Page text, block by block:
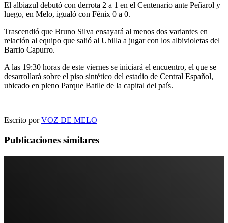
El albiazul debutó con derrota 2 a 1 en el Centenario ante Peñarol y
luego, en Melo, igualó con Fénix 0 a 0.
Trascendió que Bruno Silva ensayará al menos dos variantes en
relación al equipo que salió al Ubilla a jugar con los albivioletas del
Barrio Capurro.
A las 19:30 horas de este viernes se iniciará el encuentro, el que se
desarrollará sobre el piso sintético del estadio de Central Español,
ubicado en pleno Parque Batlle de la capital del país.
Escrito porVOZ DE MELO
Publicaciones similares